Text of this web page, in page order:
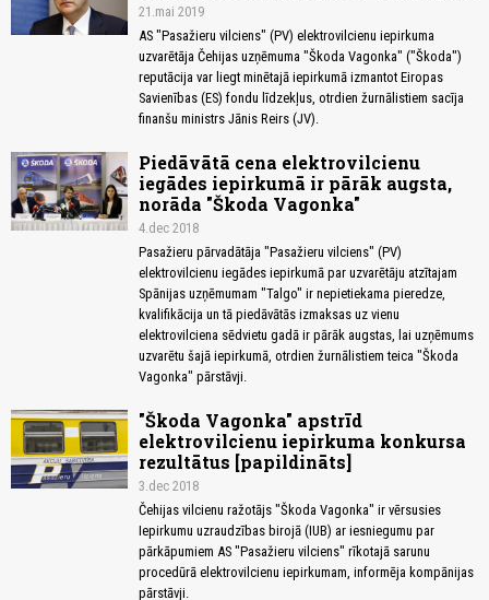
21.mai 2019
AS "Pasažieru vilciens" (PV) elektrovilcienu iepirkuma
uzvarētāja Čehijas uzņēmuma "Škoda Vagonka" ("Škoda")
reputācija var liegt minētajā iepirkumā izmantot Eiropas
Savienības (ES) fondu līdzekļus, otrdien žurnālistiem sacīja
finanšu ministrs Jānis Reirs (JV).
Piedāvātā cena elektrovilcienu
iegādes iepirkumā ir pārāk augsta,
norāda "Škoda Vagonka"
4.dec 2018
Pasažieru pārvadātāja "Pasažieru vilciens" (PV)
elektrovilcienu iegādes iepirkumā par uzvarētāju atzītajam
Spānijas uzņēmumam "Talgo" ir nepietiekama pieredze,
kvalifikācija un tā piedāvātās izmaksas uz vienu
elektrovilciena sēdvietu gadā ir pārāk augstas, lai uzņēmums
uzvarētu šajā iepirkumā, otrdien žurnālistiem teica "Škoda
Vagonka" pārstāvji.
"Škoda Vagonka" apstrīd
elektrovilcienu iepirkuma konkursa
rezultātus [papildināts]
3.dec 2018
Čehijas vilcienu ražotājs "Škoda Vagonka" ir vērsusies
Iepirkumu uzraudzības birojā (IUB) ar iesniegumu par
pārkāpumiem AS "Pasažieru vilciens" rīkotajā sarunu
procedūrā elektrovilcienu iepirkumam, informēja kompānijas
pārstāvji.